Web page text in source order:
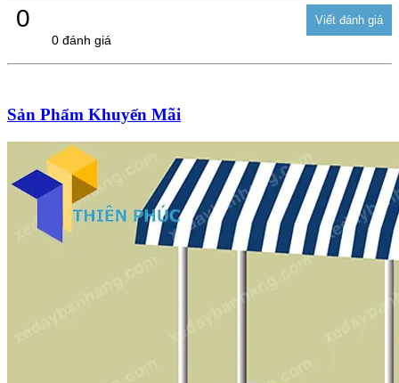
0
0 đánh giá
Sản Phẩm Khuyến Mãi